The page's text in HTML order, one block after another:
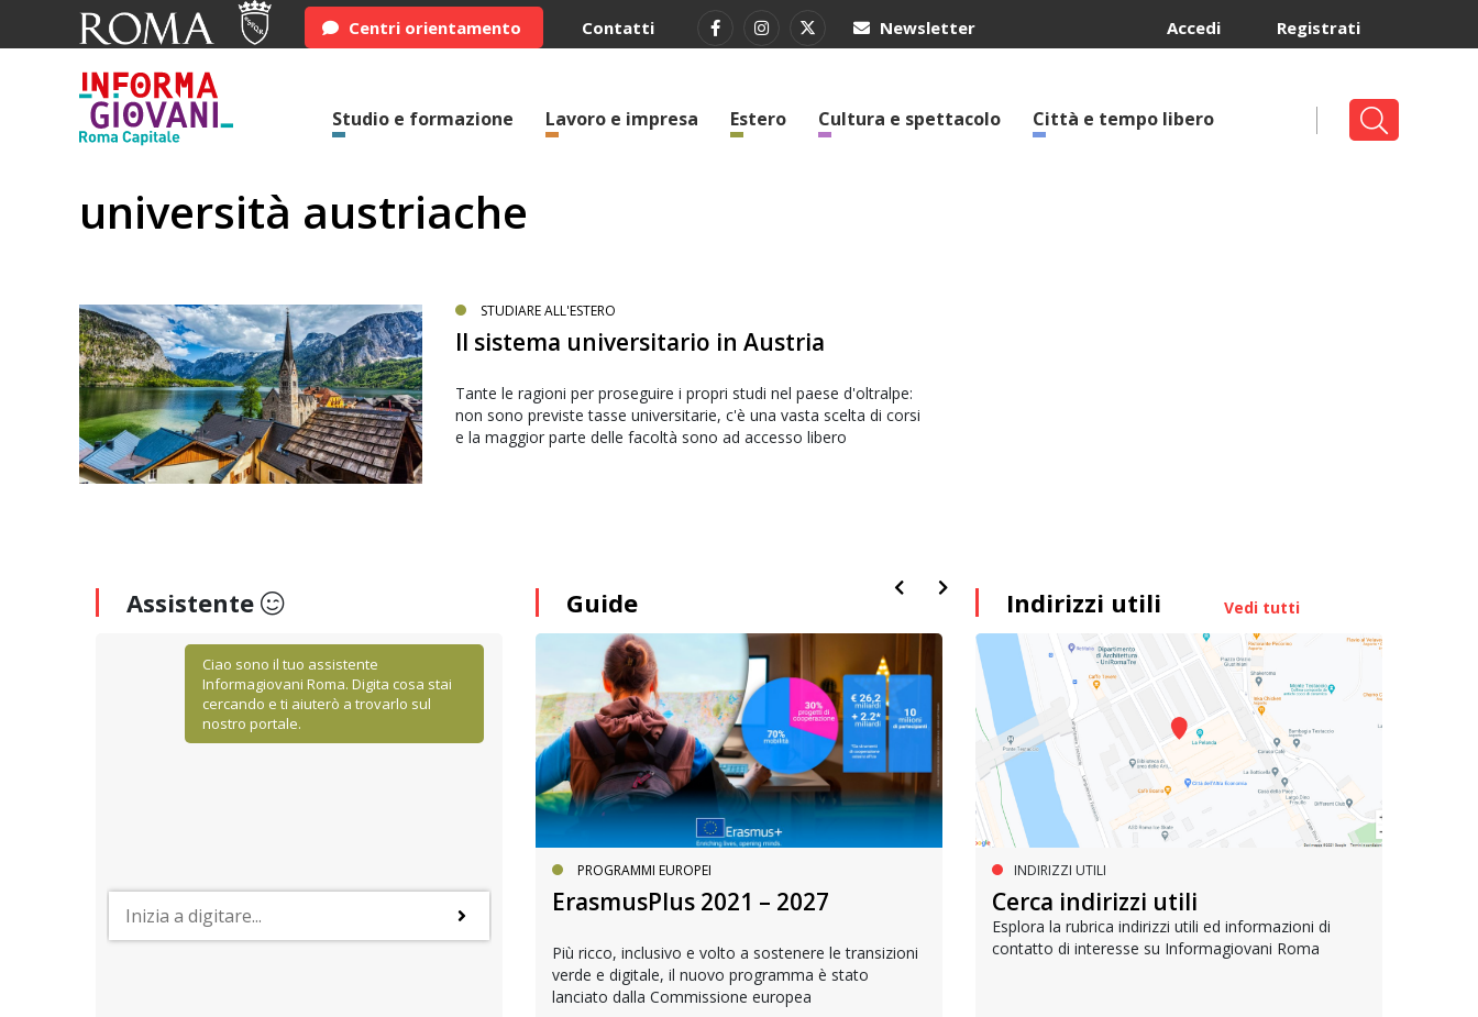
Centri orientamento Contatti Newsletter Registrati
Accedi
Studio e formazione Lavoro e impresa Estero Cultura e spettacolo Città e tempo libero
università austriache
STUDIARE ALL'ESTERO
Il sistema universitario in Austria
Tante le ragioni per proseguire i propri studi nel paese d'oltralpe:
non sono previste tasse universitarie, c'è una vasta scelta di corsi
e la maggior parte delle facoltà sono ad accesso libero
Assistente
Ciao sono il tuo assistente
Informagiovani Roma. Digita cosa stai
cercando e ti aiuterò a trovarlo sul
nostro portale.
Guide
Il sistema universitario in Belgio
PROGRAMMI EUROPEI
ErasmusPlus 2021 – 2027
Più ricco, inclusivo e volto a sostenere le transizioni
verde e digitale, il nuovo programma è stato
lanciato dalla Commissione europea
PROGETTI EUROPEI
IMPEU – Improving inclusion in
EU
Indirizzi utili Vedi tutti
INDIRIZZI UTILI
Cerca indirizzi utili
Esplora la rubrica indirizzi utili ed informazioni di
contatto di interesse su Informagiovani Roma